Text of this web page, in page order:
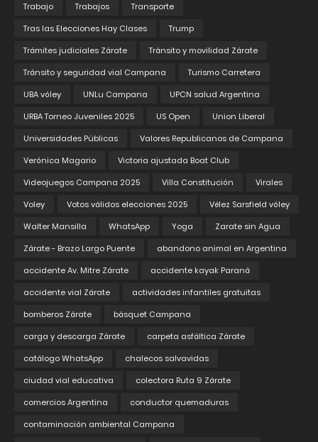
Trabajo
Trabajos
Transporte
Tras las Elecciones Hay Clases
Trump
Trámites judiciales Zárate
Tránsito y movilidad Zárate
Tránsito y seguridad vial Campana
Turismo Carretera
UBA vóley
UNLu Campana
UPCN salud Argentina
URBA Torneo Juveniles 2025
US Open
Union Liberal
Universidades Públicas
Valores Republicanos de Campana
Verónica Magario
Victoria ajustada Boat Club
Videojuegos Campana 2025
Villa Constitución
Virales
Voley
Votos válidos elecciones 2025
Vélez Sarsfield vóley
Walter Mansilla
WhatsApp Yoga
Zarate sin Agua
Zárate - Brazo Largo Puente
abandono animal en Argentina
accidente Av. Mitre Zárate
accidente kayak Paraná
accidente vial Zárate
actividades infantiles gratuitas
bomberos Zárate
básquet Campana
carga y descarga Zárate
carpeta asfáltica Zárate
catálogo WhatsApp
chalecos salvavidas
ciudad vial educativa
colectora Ruta 9 Zárate
comercios Argentina
conductor quemaduras
contaminación ambiental Campana